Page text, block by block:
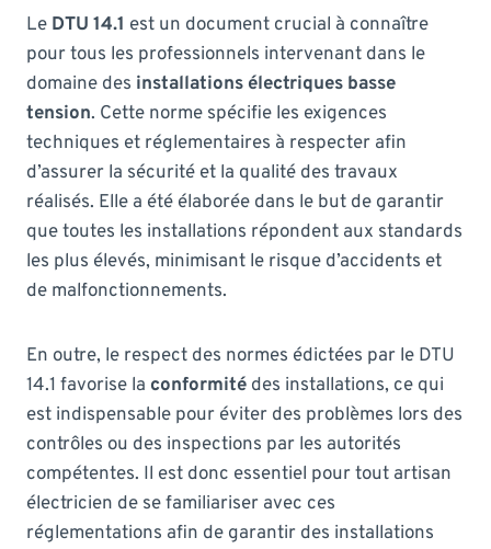
Le DTU 14.1 est un document crucial à connaître
pour tous les professionnels intervenant dans le
domaine des installations électriques basse
tension. Cette norme spécifie les exigences
techniques et réglementaires à respecter afin
d’assurer la sécurité et la qualité des travaux
réalisés. Elle a été élaborée dans le but de garantir
que toutes les installations répondent aux standards
les plus élevés, minimisant le risque d’accidents et
de malfonctionnements.
En outre, le respect des normes édictées par le DTU
14.1 favorise la conformité des installations, ce qui
est indispensable pour éviter des problèmes lors des
contrôles ou des inspections par les autorités
compétentes. Il est donc essentiel pour tout artisan
électricien de se familiariser avec ces
réglementations afin de garantir des installations